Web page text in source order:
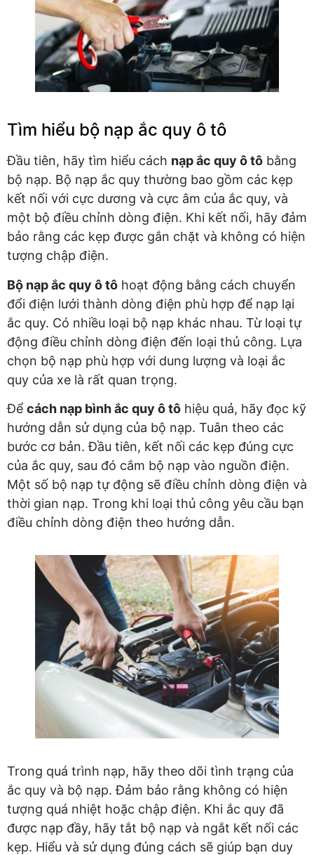
Tìm hiểu bộ nạp ắc quy ô tô
Đầu tiên, hãy tìm hiểu cách nạp ắc quy ô tô bằng
bộ nạp. Bộ nạp ắc quy thường bao gồm các kẹp
kết nối với cực dương và cực âm của ắc quy, và
một bộ điều chỉnh dòng điện. Khi kết nối, hãy đảm
bảo rằng các kẹp được gắn chặt và không có hiện
tượng chập điện.
Bộ nạp ắc quy ô tô hoạt động bằng cách chuyển
đổi điện lưới thành dòng điện phù hợp để nạp lại
ắc quy. Có nhiều loại bộ nạp khác nhau. Từ loại tự
động điều chỉnh dòng điện đến loại thủ công. Lựa
chọn bộ nạp phù hợp với dung lượng và loại ắc
quy của xe là rất quan trọng.
Để cách nạp bình ắc quy ô tô hiệu quả, hãy đọc kỹ
hướng dẫn sử dụng của bộ nạp. Tuân theo các
bước cơ bản. Đầu tiên, kết nối các kẹp đúng cực
của ắc quy, sau đó cắm bộ nạp vào nguồn điện.
Một số bộ nạp tự động sẽ điều chỉnh dòng điện và
thời gian nạp. Trong khi loại thủ công yêu cầu bạn
điều chỉnh dòng điện theo hướng dẫn.
Trong quá trình nạp, hãy theo dõi tình trạng của
ắc quy và bộ nạp. Đảm bảo rằng không có hiện
tượng quá nhiệt hoặc chập điện. Khi ắc quy đã
được nạp đầy, hãy tắt bộ nạp và ngắt kết nối các
kẹp. Hiểu và sử dụng đúng cách sẽ giúp bạn duy